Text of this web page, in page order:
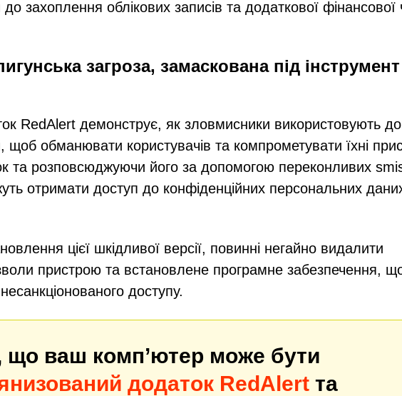
захоплення облікових записів та додаткової фінансової
загроза, замаскована під інструмент
RedAlert демонструє, як зловмисники використовують
обманювати користувачів та компрометувати їхні
та розповсюджуючи його за допомогою переконливих
отримати доступ до конфіденційних персональних
цієї шкідливої версії, повинні негайно видалити
пристрою та встановлене програмне забезпечення,
доступу.
що ваш комп’ютер може бути
додаток RedAlert та